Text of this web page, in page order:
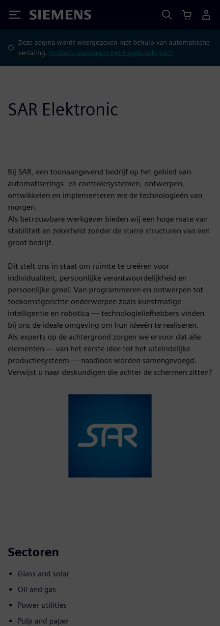
Siemens
Deze pagina wordt weergegeven met behulp van automatische
vertaling. In plaats daarvan in het Engels bekijken?
SAR Elektronic
Bij SAR, een toonaangevend bedrijf op het gebied van
automatiserings- en controlesystemen, ontwerpen,
ontwikkelen en implementeren we de technologieën van
morgen.
Als betrouwbare werkgever bieden wij een hoge mate van
stabiliteit en zekerheid zonder de starre structuren van een
groot bedrijf.
Dit stelt ons in staat om ruimte te creëren voor
individualiteit, persoonlijke verantwoordelijkheid en
persoonlijke groei. Van programmeren en ontwerpen tot
toekomstgerichte onderwerpen zoals kunstmatige
intelligentie en robotica — technologieliefhebbers vinden
bij ons de ideale omgeving om hun ideeën te realiseren.
Als experts op de achtergrond zorgen we ervoor dat alle
elementen — van het eerste idee tot het uiteindelijke
productiesysteem — naadloos worden samengevoegd.
Verwijst u naar deskundigen die achter de schermen zitten?
Sectoren
Glass and solar
Oil and gas
Power utilities
Pulp and paper